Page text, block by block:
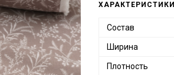
ХАРАКТЕРИСТИКИ
Состав
Ширина
Плотность